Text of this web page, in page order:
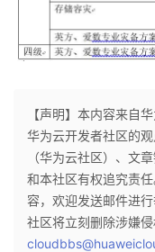
【声明】本内容来自
华为云开发者社区的
（华为云社区）、文
和本社区有权追究责
容，欢迎发送邮件进
社区将立刻删除涉嫌侵